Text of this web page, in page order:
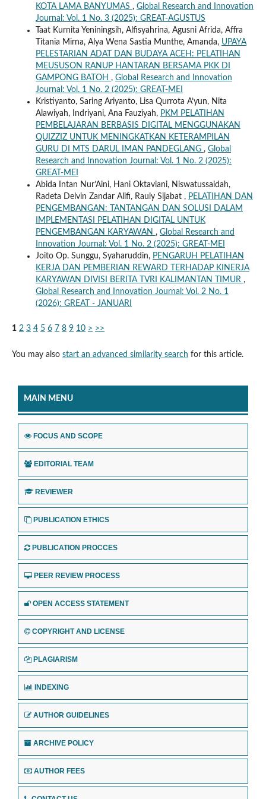
KOTA LAMA BANYUMAS , Global Research and Innovation
Journal: Vol. 1 No. 3 (2025): GREAT-AGUSTUS
Taat Kurnita Yeniningsih, Alfisyahrina, Agusni Afrida, Affra
Titania Mirna, Alya Wena Sastia Munthe, Amanda, UPAYA
PELESTARIAN ADAT DAN BUDAYA ACEH: PELATIHAN
MEUSUSON RANUP HANTARAN BERSAMA PKK DI
GAMPONG BATOH , Global Research and Innovation
Journal: Vol. 1 No. 2 (2025): GREAT-MEI
Kristiyanto, Saring Ariyanto, Lisa Qurrota A’yun, Nita
Alawiyah, Indriyani, Ana Fauziyah, PKM PELATIHAN
PEMBELAJARAN BERBASIS DIGITAL MENGGUNAKAN
QUIZZIZ UNTUK MENINGKATKAN KETERAMPILAN
GURU DI MTS DARUL IMAN PANDEGLANG , Global
Research and Innovation Journal: Vol. 1 No. 2 (2025):
GREAT-MEI
Abida Intan Nur’Aini, Hani Oktaviani, Niswatussaidah,
Radeta Delvin Zandar Alifi, Rauly Sijabat , PELATIHAN DAN
PENGEMBANGAN: TANTANGAN DAN SOLUSI DALAM
IMPLEMENTASI PELATIHAN DIGITAL UNTUK
PENGEMBANGAN KARYAWAN , Global Research and
Innovation Journal: Vol. 1 No. 2 (2025): GREAT-MEI
Joito Op. Sunggu, Syaharuddin, PENGARUH PELATIHAN
KERJA DAN PEMBERIAN REWARD TERHADAP KINERJA
KARYAWAN DIVISI BERITA TVRI KALIMANTAN TIMUR ,
Global Research and Innovation Journal: Vol. 2 No. 1
(2026): GREAT - JANUARI
1 2 3 4 5 6 7 8 9 10 > >>
You may also start an advanced similarity search for this article.
MAIN MENU
FOCUS AND SCOPE
EDITORIAL TEAM
REVIEWER
PUBLICATION ETHICS
PUBLICATION PROCCES
PEER REVIEW PROCESS
OPEN ACCESS STATEMENT
COPYRIGHT AND LICENSE
PLAGIARISM
INDEXING
AUTHOR GUIDELINES
ARCHIVE POLICY
AUTHOR FEES